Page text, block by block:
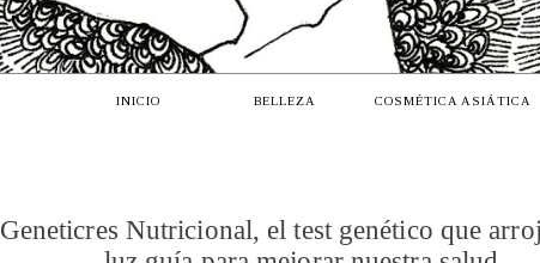
INICIO BELLEZA COSMÉTICA ASIÁTICA
Geneticres Nutricional, el test genético que